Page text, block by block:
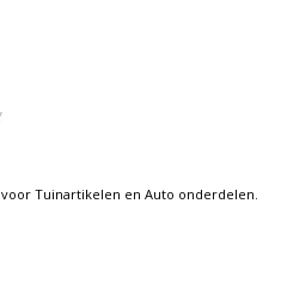
Tuinartikelen en Auto onderdelen.